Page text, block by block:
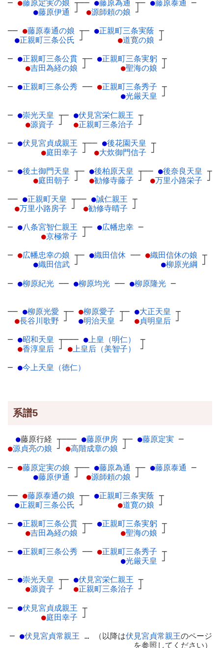
─ ●藤原定実の娘 ┬
●藤原伊通 ┘
── ●藤原為通 ┬
●源師頼の娘 ┘
─ ●藤原泰通 ─
── ●藤原泰通の娘 ┬
●正親町三条公氏 ┘
─ ●正親町三条実蔭 ┬
●道寛の娘 ┘
─ ●正親町三条公貫 ┬
●吉田為経の娘 ┘
─ ●正親町三条実躬 ┬
●聖海の娘 ┘
─ ●正親町三条公秀 ── ●正親町三条秀子 ┬
●光厳天皇 ┘
─ ●崇光天皇 ┬
●源資子 ┘
─ ●伏見宮栄仁親王 ┬
●正親町三条治子 ┘
─ ●伏見宮貞成親王 ┬
●庭田幸子 ┘
── ●後花園天皇 ┬
●大炊御門信子 ┘
─ ●後土御門天皇 ┬
●庭田朝子 ┘
─ ●後柏原天皇 ┬
●勧修寺藤子 ┘
── ●後奈良天皇 ┬
●万里小路栄子 ┘
── ●正親町天皇 ┬
●万里小路房子 ┘
── ●誠仁親王 ┬
●勧修寺晴子 ┘
─ ●八条宮智仁親王 ┬
●京極常子 ┘
─ ●広幡忠幸 ─
─ ●広幡忠幸の娘 ┬
●織田信武 ┘
─ ●織田信休 ── ●織田信休の娘 ┬
●柳原光綱 ┘
─ ●柳原紀光 ── ●柳原均光 ── ●柳原隆光 ─
── ●柳原光愛 ┬
●長谷川歌野 ┘
─ ●柳原愛子 ┬
●明治天皇 ┘
─ ●大正天皇 ┬
●貞明皇后 ┘
─ ●昭和天皇 ┬
●香淳皇后 ┘
─── ●上皇（明仁）
┬
●上皇后（美智子） ┘
─ ●今上天皇（徳仁）
系譜5
●藤原行経 ┬
●源貞亮の娘 ┘
─── ●藤原伊房 ┬
●高階成章の娘 ┘
─ ●藤原定実 ─
─ ●藤原定実の娘 ┬
●藤原伊通 ┘
── ●藤原為通 ┬
●源師頼の娘 ┘
─ ●藤原泰通 ─
── ●藤原泰通の娘 ┬
●正親町三条公氏 ┘
─ ●正親町三条実蔭 ┬
●道寛の娘 ┘
─ ●正親町三条公貫 ┬
●吉田為経の娘 ┘
─ ●正親町三条実躬 ┬
●聖海の娘 ┘
─ ●正親町三条公秀 ── ●正親町三条秀子 ┬
●光厳天皇 ┘
─ ●崇光天皇 ┬
●源資子 ┘
─ ●伏見宮栄仁親王 ┬
●正親町三条治子 ┘
─ ●伏見宮貞成親王 ┬
●庭田幸子 ┘
─ ●伏見宮貞常親王 … （以降は伏見宮貞常親王のページ
を参照してください）